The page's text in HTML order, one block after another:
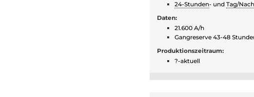
24-Stunden- und Tag/
Daten:
21.600 A/h
Gangreserve 43-48
Produktionszeitraum:
?-aktuell